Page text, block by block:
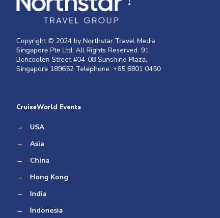
Copyright © 2024 by Northstar Travel Media
Singapore Pte Ltd. All Rights Reserved. 91
Bencoolen Street #04-08 Sunshine Plaza,
Singapore 189652 Telephone: +65 6801 0450
CruiseWorld Events
→
USA
→
Asia
→
China
→
Hong Kong
→
India
→
Indonesia